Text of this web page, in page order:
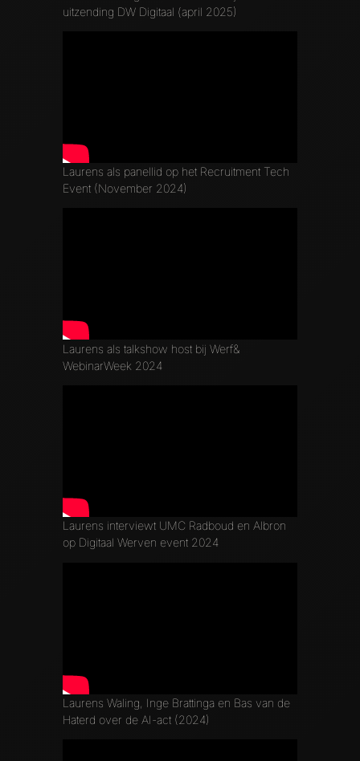
uitzending DW Digitaal (april 2025)
Laurens als panellid op het Recruitment Tech
Event (November 2024)
Laurens als talkshow host bij Werf&
WebinarWeek 2024
Laurens interviewt UMC Radboud en Albron
op Digitaal Werven event 2024
Laurens Waling, Inge Brattinga en Bas van de
Haterd over de AI-act (2024)